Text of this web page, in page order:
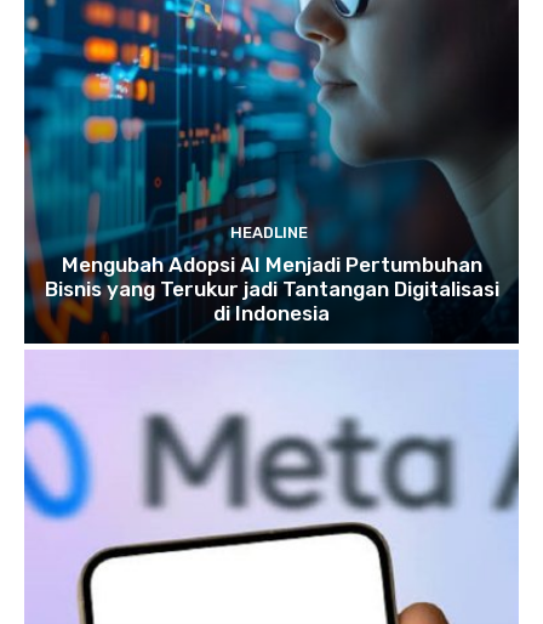
HEADLINE
Mengubah Adopsi AI Menjadi Pertumbuhan
Bisnis yang Terukur jadi Tantangan Digitalisasi
di Indonesia